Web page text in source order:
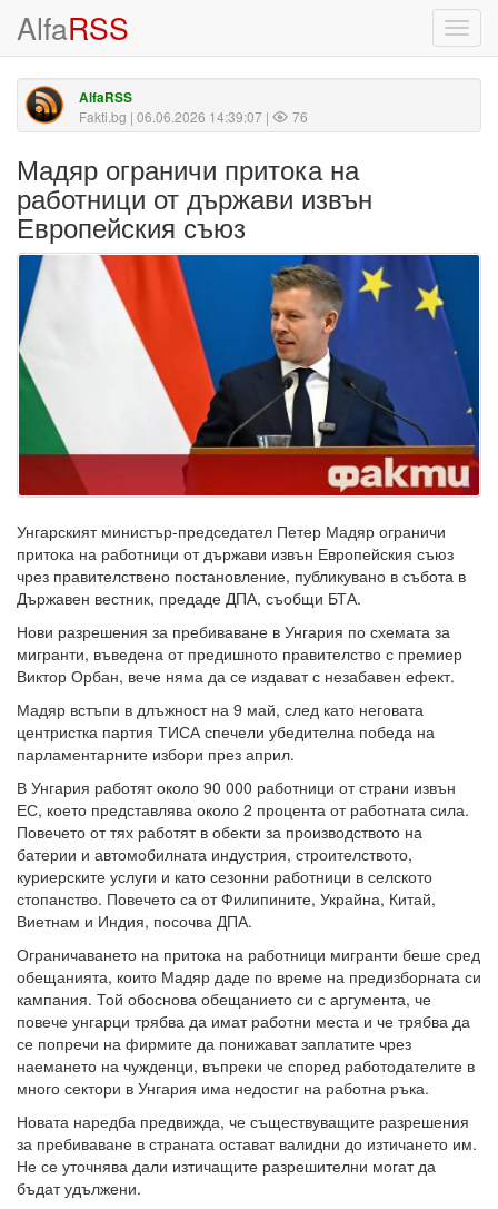
AlfaRSS
AlfaRSS
Fakti.bg | 06.06.2026 14:39:07 | 76
Мадяр ограничи притока на
работници от държави извън
Европейския съюз
Унгарският министър-председател Петер Мадяр ограничи
притока на работници от държави извън Европейския съюз
чрез правителствено постановление, публикувано в събота в
Държавен вестник, предаде ДПА, съобщи БТА.
Нови разрешения за пребиваване в Унгария по схемата за
мигранти, въведена от предишното правителство с премиер
Виктор Орбан, вече няма да се издават с незабавен ефект.
Мадяр встъпи в длъжност на 9 май, след като неговата
центристка партия ТИСА спечели убедителна победа на
парламентарните избори през април.
В Унгария работят около 90 000 работници от страни извън
ЕС, което представлява около 2 процента от работната сила.
Повечето от тях работят в обекти за производството на
батерии и автомобилната индустрия, строителството,
куриерските услуги и като сезонни работници в селското
стопанство. Повечето са от Филипините, Украйна, Китай,
Виетнам и Индия, посочва ДПА.
Ограничаването на притока на работници мигранти беше сред
обещанията, които Мадяр даде по време на предизборната си
кампания. Той обоснова обещанието си с аргумента, че
повече унгарци трябва да имат работни места и че трябва да
се попречи на фирмите да понижават заплатите чрез
наемането на чужденци, въпреки че според работодателите в
много сектори в Унгария има недостиг на работна ръка.
Новата наредба предвижда, че съществуващите разрешения
за пребиваване в страната остават валидни до изтичането им.
Не се уточнява дали изтичащите разрешителни могат да
бъдат удължени.